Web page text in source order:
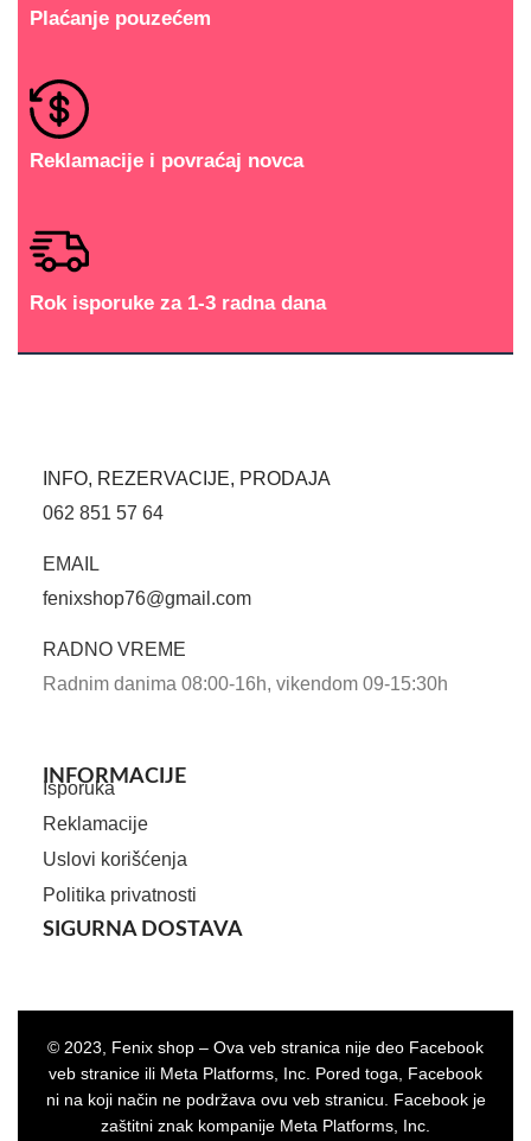
Plaćanje pouzećem
Reklamacije i povraćaj novca
Rok isporuke za 1-3 radna dana
INFO, REZERVACIJE, PRODAJA
062 851 57 64
EMAIL
fenixshop76@gmail.com
RADNO VREME
Radnim danima 08:00-16h, vikendom 09-15:30h
INFORMACIJE
Isporuka
Reklamacije
Uslovi korišćenja
Politika privatnosti
SIGURNA DOSTAVA
© 2023, Fenix shop – Ova veb stranica nije deo Facebook
veb stranice ili Meta Platforms, Inc. Pored toga, Facebook
ni na koji način ne podržava ovu veb stranicu. Facebook je
zaštitni znak kompanije Meta Platforms, Inc.